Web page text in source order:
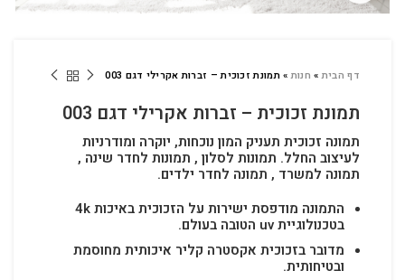
דף הבית» חנות»תמונת זכוכית – זברות אקרילי דגם 003
תמונת זכוכית – זברות אקרילי דגם 003
תמונה זכוכית תעניק המון נוכחות, יוקרה ומודרניות
לעיצוב החלל. תמונות לסלון , תמונות לחדר שינה ,
תמונה למשרד , תמונה לחדר ילדים.
התמונה מודפסת ישירות על הזכוכית באיכות 4k
בטכנולוגיית uv הטובה בעולם.
מדובר בזכוכית אקסטרה קליר איכותית מחוסמת
ובטיחותית.